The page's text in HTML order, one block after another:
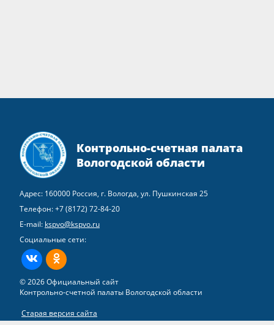
Контрольно-счетная палата
Вологодской области
Адрес: 160000 Россия, г. Вологда, ул. Пушкинская 25
Телефон:+7 (8172) 72-84-20
E-mail: kspvo@kspvo.ru
Социальные сети:
ВКонтактеОдноклассники
© 2026 Официальный сайт
Контрольно-счетной палаты Вологодской области
Старая версия сайта